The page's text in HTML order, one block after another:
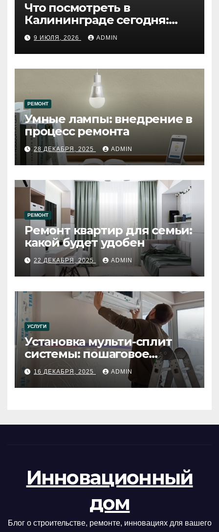
Что посмотреть в
Калининграде сегодня:
путеводитель по самому
западному городу России
9 ИЮЛЯ, 2026 ADMIN
РЕМОНТ
Умные лампы: внедрение в
процесс ремонта
28 ДЕКАБРЯ, 2025 ADMIN
РЕМОНТ
Ремонт квартир для семьи:
какой будет удобен
22 ДЕКАБРЯ, 2025 ADMIN
УСЛУГИ
Установка мульти-сплит
системы: пошаговое
руководство
16 ДЕКАБРЯ, 2025 ADMIN
Инновационный
дом
Блог о строительстве, ремонте, инновациях для вашего